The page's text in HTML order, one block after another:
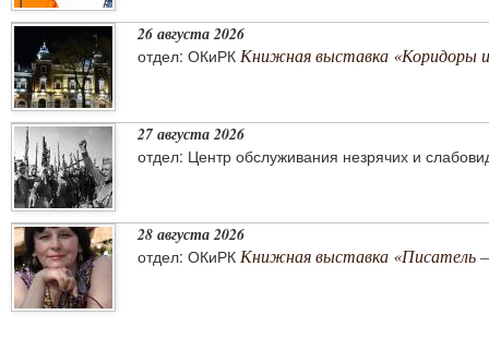
26 августа 2026
отдел: ОКиРК Книжная выставка «Коридоры
27 августа 2026
отдел: Центр обслуживания незрячих и
28 августа 2026
отдел: ОКиРК Книжная выставка «Писатель